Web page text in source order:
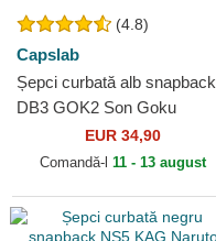
(4.8)
Capslab
Șepci curbată alb snapback
DB3 GOK2 Son Goku
Dragon Ball de Capslab
EUR 34,90
Comandă-l 11 - 13 august